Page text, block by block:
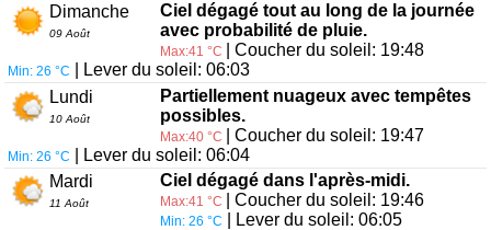
Dimanche
09 Août
Ciel dégagé tout au long de la journée
avec probabilité de pluie.
Max:41 °C | Coucher du soleil: 19:48
Min: 26 °C
| Lever du soleil: 06:03
Lundi
10 Août
Partiellement nuageux avec tempêtes
possibles.
Max:40 °C | Coucher du soleil: 19:47
Min: 26 °C
| Lever du soleil: 06:04
Mardi
11 Août
Ciel dégagé dans l'après-midi.
Max:41 °C | Coucher du soleil: 19:46
Min: 26 °C
| Lever du soleil: 06:05